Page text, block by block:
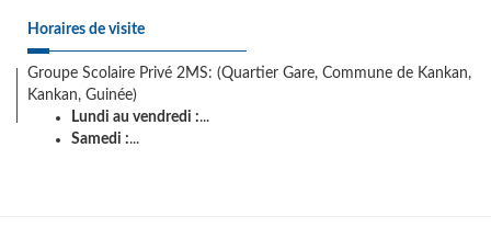
Horaires de visite
Groupe Scolaire Privé 2MS: (Quartier Gare, Commune de Kankan,
Kankan, Guinée)
Lundi au vendredi :...
Samedi :...